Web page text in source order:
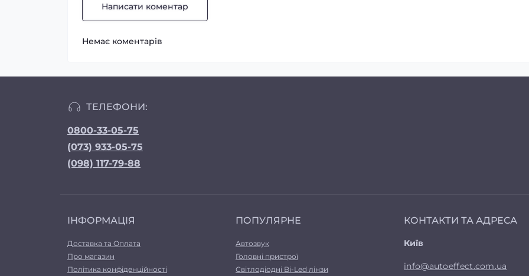
Написати коментар
Немає коментарів
ТЕЛЕФОНИ:
0800-33-05-75
(073) 933-05-75
(098) 117-79-88
ІНФОРМАЦІЯ
Доставка та Оплата
Про магазин
Політика конфіденційності
ПОПУЛЯРНЕ
Автозвук
Головні пристрої
Світлодіодні Bi-Led лінзи
КОНТАКТИ ТА АДРЕСА
Київ
info@autoeffect.com.ua